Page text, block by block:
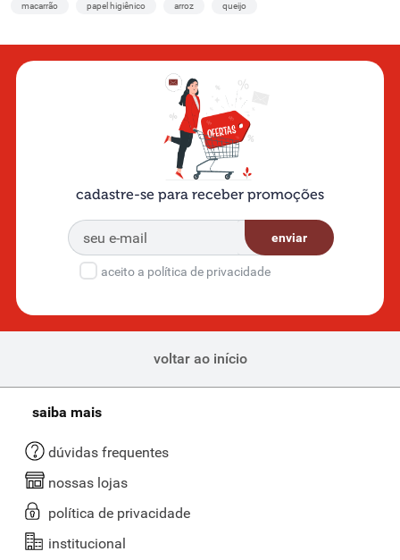
macarrão papel higiênico arroz queijo
cadastre-se para receber promoções
enviar
aceito a política de privacidade
voltar ao início
saiba mais
dúvidas frequentes
nossas lojas
política de privacidade
institucional